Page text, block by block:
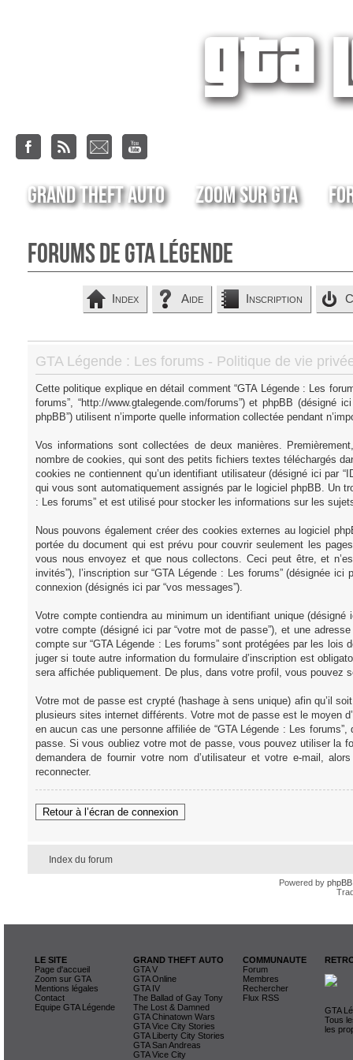
Grand Theft Auto Zoom sur GTA
Forums de GTA Légende
Index Aide Inscription
GTA Légende : Les forums - Politique de vie
Cette politique explique en détail comment “GTA Légende : Les
forums”, “http://www.gtalegende.com/forums”) et phpBB (désigné ici
phpBB”) utilisent n’importe quelle information collectée pendant
Vos informations sont collectées de deux manières.
nombre de cookies, qui sont des petits fichiers textes téléchargés
cookies ne contiennent qu’un identifiant utilisateur (désigné ici par
qui vous sont automatiquement assignés par le logiciel phpBB. Un
: Les forums” et est utilisé pour stocker les informations sur les
Nous pouvons également créer des cookies externes au logiciel
portée du document qui est prévu pour couvrir seulement les
vous nous envoyez et que nous collectons. Ceci peut être, et
invités”), l’inscription sur “GTA Légende : Les forums” (désignée
connexion (désignés ici par “vos messages”).
Votre compte contiendra au minimum un identifiant unique
votre compte (désigné ici par “votre mot de passe”), et une
compte sur “GTA Légende : Les forums” sont protégées par les
juger si toute autre information du formulaire d’inscription est
sera affichée publiquement. De plus, dans votre profil, vous pouvez
Votre mot de passe est crypté (hashage à sens unique) afin qu’il
plusieurs sites internet différents. Votre mot de passe est le moyen
en aucun cas une personne affiliée de “GTA Légende : Les
passe. Si vous oubliez votre mot de passe, vous pouvez utiliser la
demandera de fournir votre nom d’utilisateur et votre e-mail,
reconnecter.
Retour à l’écran de connexion
Index du forum
Powered by phpBB
LE SITE
Page d'accueil
Zoom sur GTA
Mentions légales
Contact
Equipe GTA Légende
GRAND THEFT AUTO
GTA V
GTA Online
GTA IV
The Ballad of Gay Tony
The Lost & Damned
GTA Chinatown Wars
GTA Vice City Stories
GTA Liberty City Stories
GTA San Andreas
GTA Vice City
COMMUNAUTE
Forum
Membres
Rechercher
Flux RSS
GTA
Tous
les